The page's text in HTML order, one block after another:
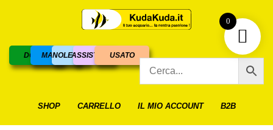
DOLCEMARINO
NOLEGGIOASSISTENZAUSATO
SHOP CARRELLO IL MIO ACCOUNT B2B
0